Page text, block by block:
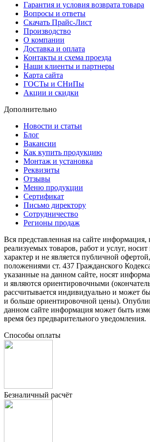
Гарантия и условия возврата товара
Вопросы и ответы
Скачать Прайс-Лист
Производство
О компании
Доставка и оплата
Контакты и схема проезда
Наши клиенты и партнеры
Карта сайта
ГОСТы и СНиПы
Акции и скидки
Дополнительно
Новости и статьи
Блог
Вакансии
Как купить продукцию
Монтаж и установка
Реквизиты
Отзывы
Меню продукции
Сертификат
Письмо директору
Сотрудничество
Регионы продаж
Вся представленная на сайте информация,
реализуемых товаров, работ и услуг,
характер и не является публичной
положениями ст. 437 Гражданского
указанные на данном сайте, носят
и являются ориентировочными
рассчитывается индивидуально и может
и больше ориентировочной цены).
данном сайте информация может быть
время без предварительного уведомления.
Способы оплаты
Безналичный расчёт